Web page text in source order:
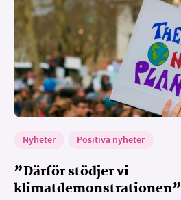
Nyheter Positiva nyheter
”Därför stödjer vi
klimatdemonstrationen”